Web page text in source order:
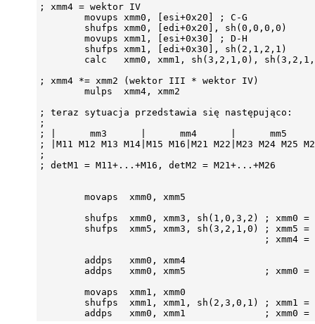
; xmm4 = wektor IV
        movups xmm0, [esi+0x20] ; C-G
        shufps xmm0, [edi+0x20], sh(0,0,0,0)
        movups xmm1, [esi+0x30] ; D-H
        shufps xmm1, [edi+0x30], sh(2,1,2,1)
calc   xmm0, xmm1, sh(3,2,1,0),
; xmm4 *= xmm2 (wektor III * wektor IV)
        mulps  xmm4, xmm2
; teraz sytuacja przedstawia się następująco:
;
; |      mm3      |      mm4      |      mm5
; |M11 M12 M13 M14|M15 M16|M21 M22|M23 M24 M25
;
; detM1 = M11+...+M16, detM2 = M21+...+M26
        movaps  xmm0, xmm5
shufps  xmm0, xmm3, sh(1,0,3,2) ; xmm0 =
shufps  xmm5, xmm3, sh(3,2,1,0) ; xmm5 =
; xmm4 =
        addps   xmm0, xmm4
addps   xmm0, xmm5              ; xmm0 =
        movaps  xmm1, xmm0
shufps  xmm1, xmm1, sh(2,3,0,1) ; xmm1 =